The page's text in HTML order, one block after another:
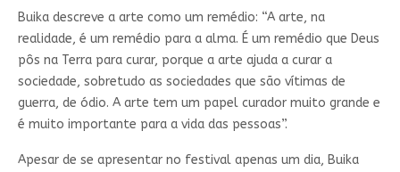
Buika descreve a arte como um remédio: “A arte, na
realidade, é um remédio para a alma. É um remédio que Deus
pôs na Terra para curar, porque a arte ajuda a curar a
sociedade, sobretudo as sociedades que são vítimas de
guerra, de ódio. A arte tem um papel curador muito grande e
é muito importante para a vida das pessoas”.
Apesar de se apresentar no festival apenas um dia, Buika